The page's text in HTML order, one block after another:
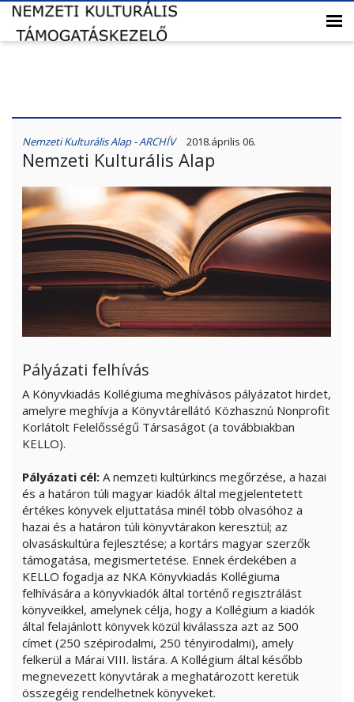
Nemzeti Kulturális Alap - ARCHÍV 2018.április 06.
Nemzeti Kulturális Alap
Pályázati felhívás
A Könyvkiadás Kollégiuma meghívásos pályázatot hirdet,
amelyre meghívja a Könyvtárellátó Közhasznú Nonprofit
Korlátolt Felelősségű Társaságot (a továbbiakban
KELLO).
Pályázati cél: A nemzeti kultúrkincs megőrzése, a hazai
és a határon túli magyar kiadók által megjelentetett
értékes könyvek eljuttatása minél több olvasóhoz a
hazai és a határon túli könyvtárakon keresztül; az
olvasáskultúra fejlesztése; a kortárs magyar szerzők
támogatása, megismertetése. Ennek érdekében a
KELLO fogadja az NKA Könyvkiadás Kollégiuma
felhívására a könyvkiadók által történő regisztrálást
könyveikkel, amelynek célja, hogy a Kollégium a kiadók
által felajánlott könyvek közül kiválassza azt az 500
címet (250 szépirodalmi, 250 tényirodalmi), amely
felkerül a Márai VIII. listára. A Kollégium által később
megnevezett könyvtárak a meghatározott keretük
összegéig rendelhetnek könyveket.